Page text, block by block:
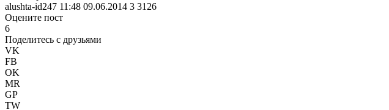
alushta-id247 11:48 09.06.2014 3 3126
Оцените пост
6
Поделитесь с друзьями
VK
FB
OK
MR
GP
TW